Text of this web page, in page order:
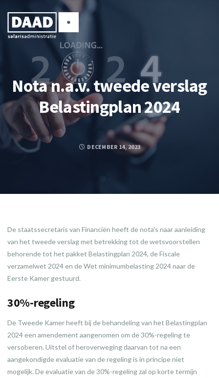
Nota n.a.v. tweede verslag
Belastingplan 2024
DECEMBER 14, 2023
De staatssecretaris van Financiën heeft de nota's naar aanleiding
van het tweede verslag met betrekking tot de wetsvoorstellen
behorende tot het pakket Belastingplan 2024, de Fiscale
verzamelwet 2024 en de Wet minimumbelasting 2024 naar de
Eerste Kamer gestuurd.
30%-regeling
De Tweede Kamer heeft bij de behandeling van het Belastingplan
2024 een amendement aangenomen om de 30%-regeling te
versoberen. Uitstel of heroverweging daarvan tot na een
aangekondigde evaluatie van de regeling is in principe niet
mogelijk. De evaluatie van de 30%-regeling zal op korte termijn